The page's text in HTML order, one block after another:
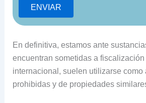
En definitiva, estamos ante
encuentran sometidas a
internacional, suelen utilizarse como
prohibidas y de propiedades